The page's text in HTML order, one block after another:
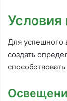
Для успешного
создать